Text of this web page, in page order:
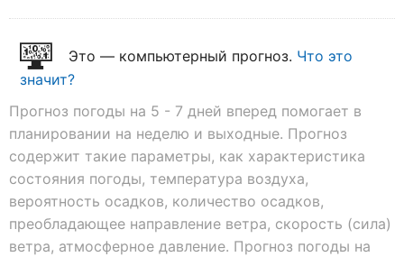
Это — компьютерный прогноз. Что это
значит?
Прогноз погоды на 5 - 7 дней вперед помогает в
планировании на неделю и выходные. Прогноз
содержит такие параметры, как характеристика
состояния погоды, температура воздуха,
вероятность осадков, количество осадков,
преобладающее направление ветра, скорость (сила)
ветра, атмосферное давление. Прогноз погоды на